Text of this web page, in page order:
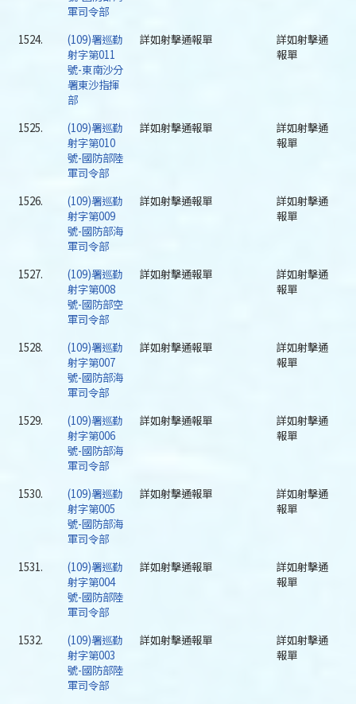
軍司令部
1524.
(109)署巡勤
射字第011
號-東南沙分
署東沙指揮
部
詳如射擊通報單
詳如射擊通
報單
1525.
(109)署巡勤
射字第010
號-國防部陸
軍司令部
詳如射擊通報單
詳如射擊通
報單
1526.
(109)署巡勤
射字第009
號-國防部海
軍司令部
詳如射擊通報單
詳如射擊通
報單
1527.
(109)署巡勤
射字第008
號-國防部空
軍司令部
詳如射擊通報單
詳如射擊通
報單
1528.
(109)署巡勤
射字第007
號-國防部海
軍司令部
詳如射擊通報單
詳如射擊通
報單
1529.
(109)署巡勤
射字第006
號-國防部海
軍司令部
詳如射擊通報單
詳如射擊通
報單
1530.
(109)署巡勤
射字第005
號-國防部海
軍司令部
詳如射擊通報單
詳如射擊通
報單
1531.
(109)署巡勤
射字第004
號-國防部陸
軍司令部
詳如射擊通報單
詳如射擊通
報單
1532.
(109)署巡勤
射字第003
號-國防部陸
軍司令部
詳如射擊通報單
詳如射擊通
報單